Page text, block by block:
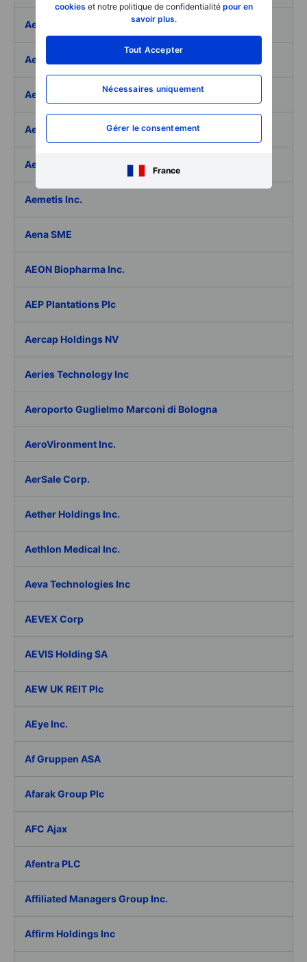
cookies et notre politique de confidentialité pour en
savoir plus.
Tout Accepter
Nécessaires uniquement
Gérer le consentement
France
Aeffe
Aegon Ltd
Aegon Ltd. - ADR
Aehr Test Systems
Aeluma Inc.
Aemetis Inc.
Aena SME
AEON Biopharma Inc.
AEP Plantations Plc
Aercap Holdings NV
Aeries Technology Inc
Aeroporto Guglielmo Marconi di Bologna
AeroVironment Inc.
AerSale Corp.
Aether Holdings Inc.
Aethlon Medical Inc.
Aeva Technologies Inc
AEVEX Corp
AEVIS Holding SA
AEW UK REIT Plc
AEye Inc.
Af Gruppen ASA
Afarak Group Plc
AFC Ajax
Afentra PLC
Affiliated Managers Group Inc.
Affirm Holdings Inc